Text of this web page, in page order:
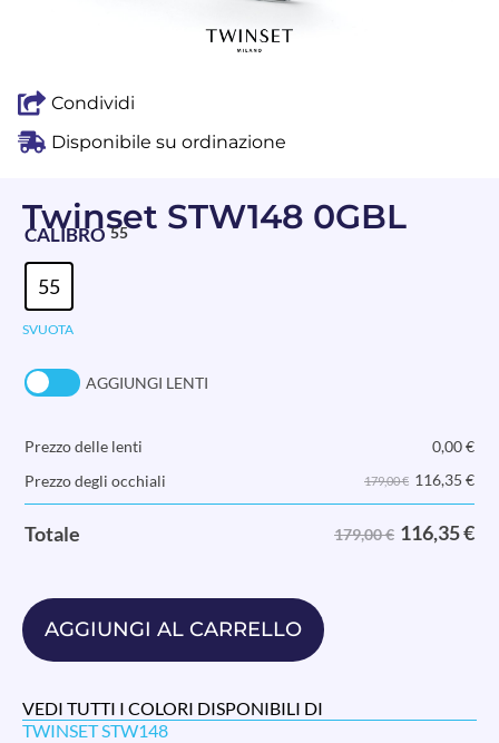
Condividi
Disponibile su ordinazione
Twinset STW148 0GBL
CALIBRO 55
55
SVUOTA
AGGIUNGI LENTI
Prezzo delle lenti 0,00€
Prezzo degli occhiali
179,00 € 116,35 €
Totale 179,00 € 116,35€
AGGIUNGI AL CARRELLO
VEDI TUTTI I COLORI DISPONIBILI DI
TWINSET STW148